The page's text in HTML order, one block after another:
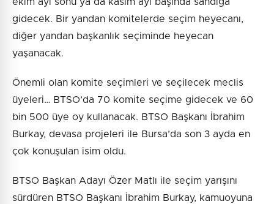
ekim ayı sonu ya da kasım ayı başında sandığa
gidecek. Bir yandan komitelerde seçim heyecanı,
diğer yandan başkanlık seçiminde heyecan
yaşanacak.
Önemli olan komite seçimleri ve seçilecek meclis
üyeleri… BTSO’da 70 komite seçime gidecek ve 60
bin 500 üye oy kullanacak. BTSO Başkanı İbrahim
Burkay, devasa projeleri ile Bursa’da son 3 ayda en
çok konuşulan isim oldu.
BTSO Başkan Adayı Özer Matlı ile seçim yarışını
sürdüren BTSO Başkanı İbrahim Burkay, kamuoyuna